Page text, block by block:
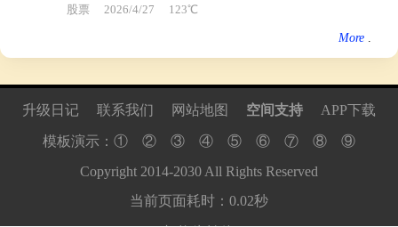
股票 2026/4/27 123℃
More .
升级日记 联系我们 网站地图 空间支持 APP下载
模板演示： ① ② ③ ④ ⑤ ⑥ ⑦ ⑧
⑨
Copyright 2014-2030 All Rights Reserved
当前页面耗时：0.02秒